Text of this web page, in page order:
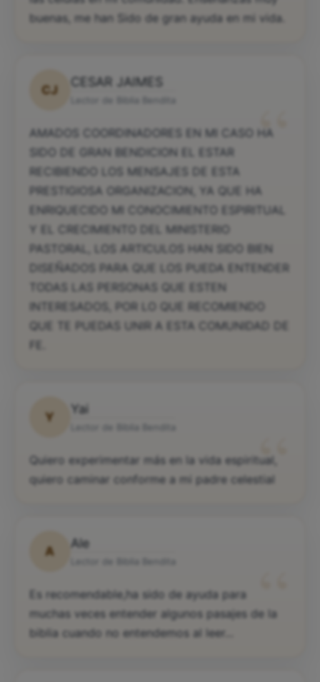
buenas, me han Sido de gran ayuda en mi vida.
CJ
CESAR JAIMES
“
AMADOS COORDINADORES EN MI CASO HA
SIDO DE GRAN BENDICION EL ESTAR
RECIBIENDO LOS MENSAJES DE ESTA
PRESTIGIOSA ORGANIZACION, YA QUE HA
ENRIQUECIDO MI CONOCIMIENTO ESPIRITUAL
Y EL CRECIMIENTO DEL MINISTERIO
PASTORAL, LOS ARTICULOS HAN SIDO BIEN
DISEÑADOS PARA QUE LOS PUEDA ENTENDER
TODAS LAS PERSONAS QUE ESTEN
INTERESADOS, POR LO QUE RECOMIENDO
QUE TE PUEDAS UNIR A ESTA COMUNIDAD DE
Y
Yai
“
Quiero experimentar más en la vida espiritual,
quiero caminar conforme a mi padre celestial
A
Ale
“
Es recomendable,ha sido de ayuda para
muchas veces entender algunos pasajes de la
biblia cuando no entendemos al leer...